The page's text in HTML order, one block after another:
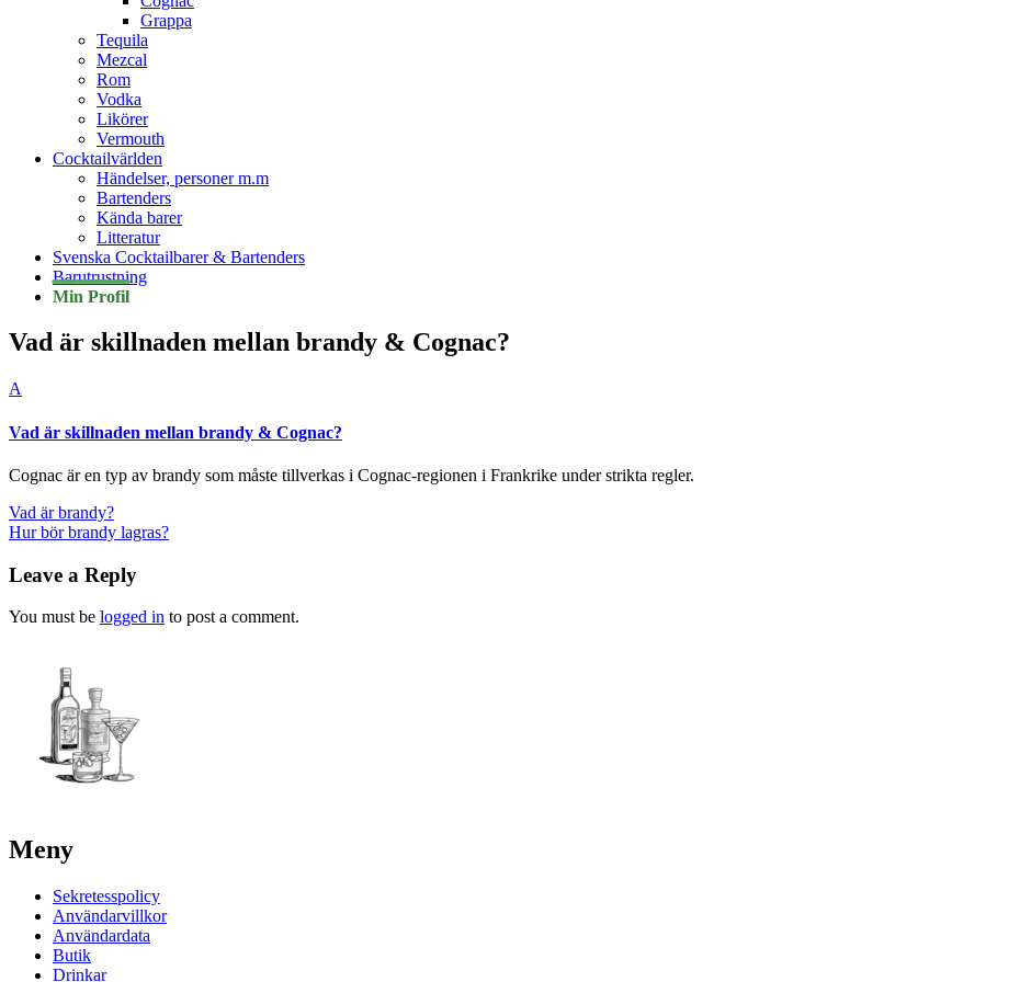
Grappa
Tequila
Mezcal
Rom
Vodka
Likörer
Vermouth
Cocktailvärlden
Händelser, personer m.m
Bartenders
Kända barer
Litteratur
Svenska Cocktailbarer & Bartenders
Barutrustning
Min Profil
Vad är skillnaden mellan brandy & Cognac?
A
Vad är skillnaden mellan brandy & Cognac?
Cognac är en typ av brandy som måste tillverkas i Cognac-regionen i Frankrike under strikta regler.
Post
navigation
Vad är brandy?
Hur bör brandy lagras?
Leave a Reply
You must be logged in to post a comment.
Meny
Sekretesspolicy
Användarvillkor
Användardata
Butik
Drinkar